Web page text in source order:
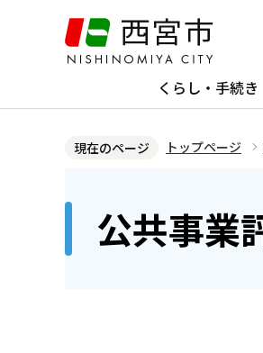
ジ
くらし・手続き
現在のページ トップページ
公共事業